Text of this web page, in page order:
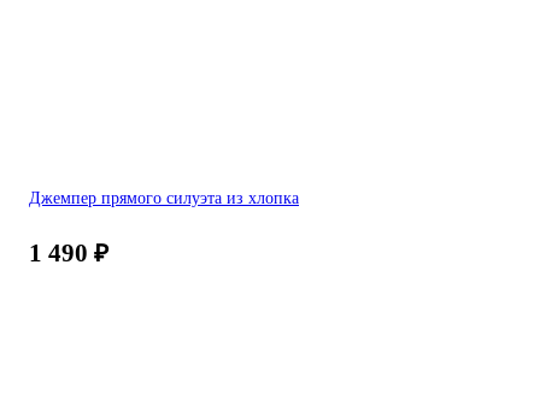
Джемпер прямого силуэта из хлопка
1 490 ₽